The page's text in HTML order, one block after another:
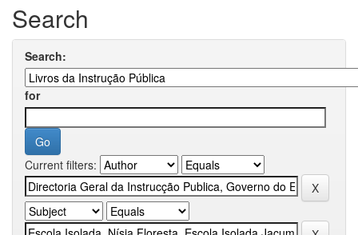
Search
Search:
for
Current filters: